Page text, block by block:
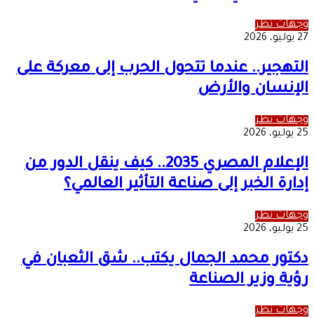
وجهات نظر
27 يوليو، 2026
التهجير.. عندما تتحول الحرب إلى معركة على
الإنسان والأرض
وجهات نظر
25 يوليو، 2026
الإعلام المصري 2035.. كيف ينقل الدور من
إدارة الخبر إلى صناعة التأثير العالمي؟
وجهات نظر
25 يوليو، 2026
دكتور محمد الجمال يكتب.. شق الثعبان في
رؤية وزير الصناعة
وجهات نظر